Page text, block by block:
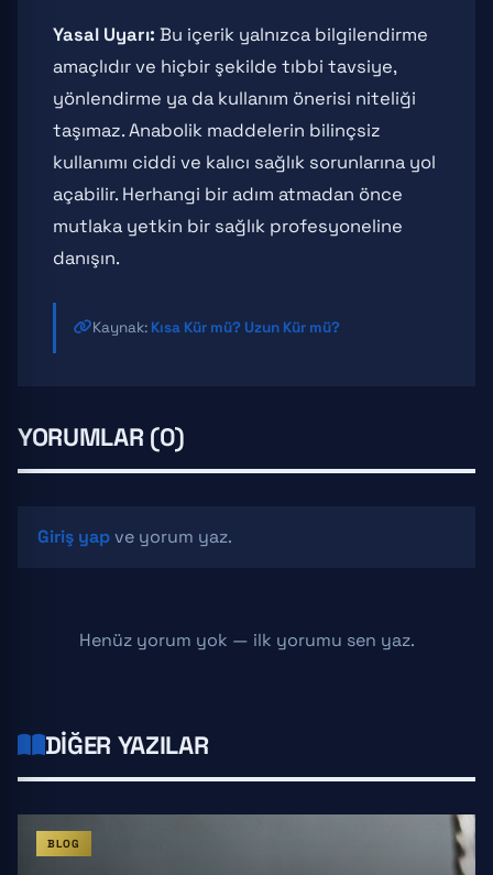
Yasal Uyarı: Bu içerik yalnızca bilgilendirme
amaçlıdır ve hiçbir şekilde tıbbi tavsiye,
yönlendirme ya da kullanım önerisi niteliği
taşımaz. Anabolik maddelerin bilinçsiz
kullanımı ciddi ve kalıcı sağlık sorunlarına yol
açabilir. Herhangi bir adım atmadan önce
mutlaka yetkin bir sağlık profesyoneline
danışın.
Kaynak: Kısa Kür mü? Uzun Kür mü?
YORUMLAR (0)
Giriş yapve yorum yaz.
Henüz yorum yok — ilk yorumu sen yaz.
DIĞER YAZILAR
BLOG